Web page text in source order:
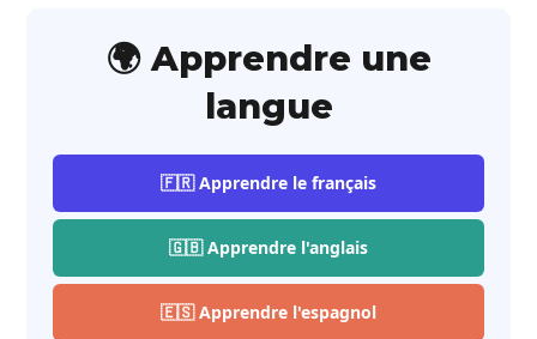
🌍 Apprendre une
langue
🇫🇷 Apprendre le français
🇬🇧 Apprendre l'anglais
🇪🇸 Apprendre l'espagnol